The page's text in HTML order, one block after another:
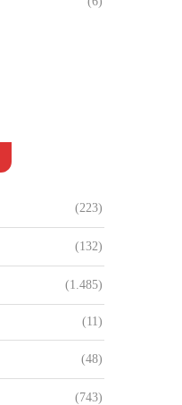
(223)
(132)
(1.485)
(11)
(48)
(743)